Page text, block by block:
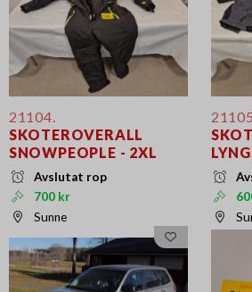
21104.
SKOTEROVERALL
SNOWPEOPLE - 2XL
Avslutat rop
700 kr
Sunne